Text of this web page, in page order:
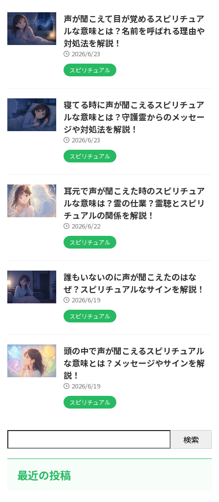
声が聞こえて目が覚めるスピリチュア
ルな意味とは？名前を呼ばれる理由や
対処法を解説！
2026/6/23
スピリチュアル
寝てる時に声が聞こえるスピリチュア
ルな意味とは？守護霊からのメッセー
ジや対処法を解説！
2026/6/23
スピリチュアル
耳元で声が聞こえた時のスピリチュア
ルな意味は？霊の仕業？霊聴とスピリ
チュアルの関係を解説！
2026/6/22
スピリチュアル
誰もいないのに声が聞こえたのはな
ぜ？スピリチュアルなサインを解説！
2026/6/19
スピリチュアル
頭の中で声が聞こえるスピリチュアル
な意味とは？メッセージやサインを解
説！
2026/6/19
スピリチュアル
検索
最近の投稿